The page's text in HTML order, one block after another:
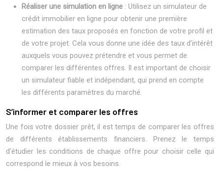
Réaliser une simulation en ligne : Utilisez un simulateur de
crédit immobilier en ligne pour obtenir une première
estimation des taux proposés en fonction de votre profil et
de votre projet. Cela vous donne une idée des taux d’intérêt
auxquels vous pouvez prétendre et vous permet de
comparer les différentes offres. Il est important de choisir
un simulateur fiable et indépendant, qui prend en compte
les différents paramètres du marché.
S’informer et comparer les offres
Une fois votre dossier prêt, il est temps de comparer les offres
de différents établissements financiers. Prenez le temps
d’étudier les conditions de chaque offre pour choisir celle qui
correspond le mieux à vos besoins.